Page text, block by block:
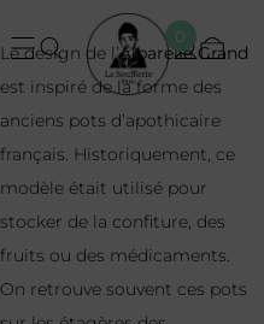
0
Le design de l’Albarelle Grand
est inspiré de la forme des
anciens pots d’apothicaire
français. Historiquement, ce
modèle était utilisé pour
stocker de la confiture, des
fruits ou des médicaments.
On retrouve souvent ces pots